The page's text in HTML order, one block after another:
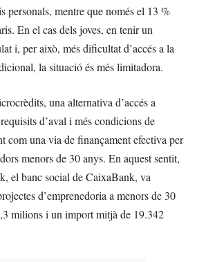
personals, mentre que només el 13 %
En el cas dels joves, en tenir un
i, per això, més dificultat d’accés a la
la situació és més limitadora.
una alternativa d’accés a
d’aval i més condicions de
com una via de finançament efectiva per
menors de 30 anys. En aquest sentit,
el banc social de CaixaBank, va
d’emprenedoria a menors de 30
milions i un import mitjà de 19.342